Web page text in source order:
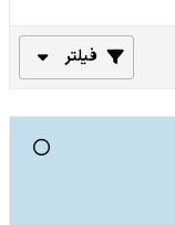
فیلتر